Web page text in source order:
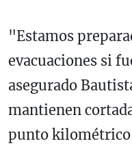
"Estamos
evacuaciones si
asegurado
mantienen
punto kilométrico